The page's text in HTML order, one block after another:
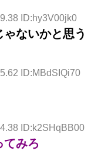
ID:hy3V00jk0
ないかと思う
ID:MBdSIQi70
ID:k2SHqBB00
てみろ